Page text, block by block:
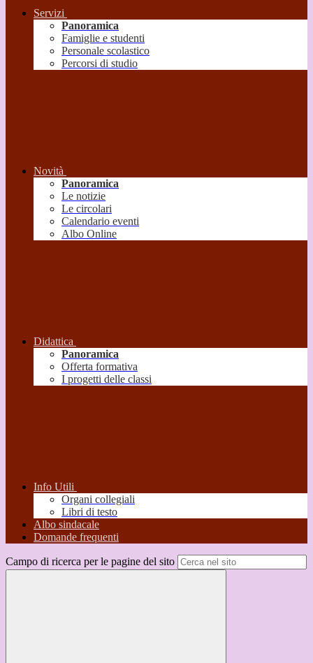
Servizi
Panoramica
Famiglie e studenti
Personale scolastico
Percorsi di studio
Novità
Panoramica
Le notizie
Le circolari
Calendario eventi
Albo Online
Didattica
Panoramica
Offerta formativa
I progetti delle classi
Info Utili
Organi collegiali
Libri di testo
Albo sindacale
Domande frequenti
Campo di ricerca per le pagine del sito